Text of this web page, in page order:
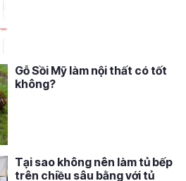
Gỗ Sồi Mỹ làm nội thất có tốt
không?
Tại sao không nên làm tủ bếp
trên chiều sâu bằng với tủ